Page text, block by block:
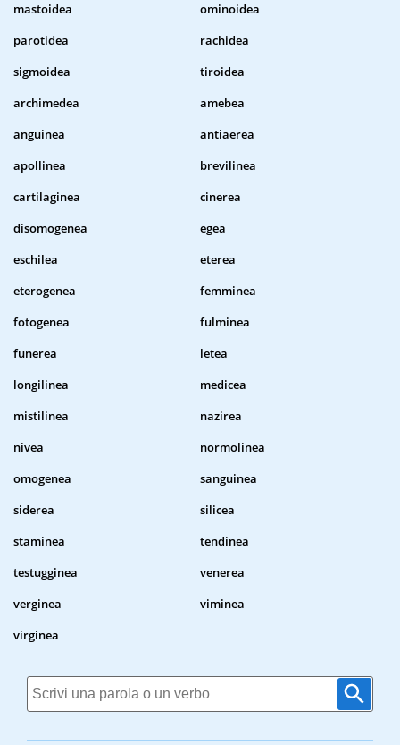
mastoidea
ominoidea
parotidea
rachidea
sigmoidea
tiroidea
archimedea
amebea
anguinea
antiaerea
apollinea
brevilinea
cartilaginea
cinerea
disomogenea
egea
eschilea
eterea
eterogenea
femminea
fotogenea
fulminea
funerea
letea
longilinea
medicea
mistilinea
nazirea
nivea
normolinea
omogenea
sanguinea
siderea
silicea
staminea
tendinea
testugginea
venerea
verginea
viminea
virginea